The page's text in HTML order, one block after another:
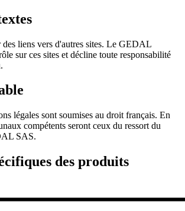
liens vers d'autres sites. Le GEDAL
sur ces sites et décline toute responsabilité
légales sont soumises au droit français. En
compétents seront ceux du ressort du
SAS.
des produits